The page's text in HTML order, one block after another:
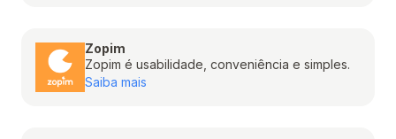
Zopim
Zopim é usabilidade, conveniência e simples.
Saiba mais